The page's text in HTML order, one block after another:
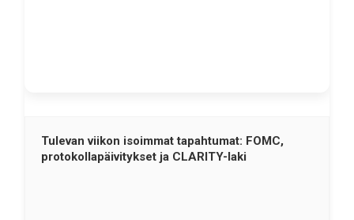
Tulevan viikon isoimmat tapahtumat: FOMC,
protokollapäivitykset ja CLARITY-laki